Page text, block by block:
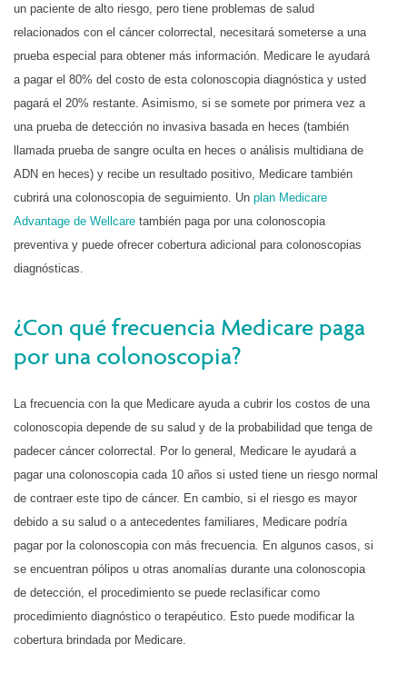
un paciente de alto riesgo, pero tiene problemas de salud
relacionados con el cáncer colorrectal, necesitará someterse a una
prueba especial para obtener más información. Medicare le ayudará
a pagar el 80% del costo de esta colonoscopia diagnóstica y usted
pagará el 20% restante. Asimismo, si se somete por primera vez a
una prueba de detección no invasiva basada en heces (también
llamada prueba de sangre oculta en heces o análisis multidiana de
ADN en heces) y recibe un resultado positivo, Medicare también
cubrirá una colonoscopia de seguimiento. Un plan Medicare
Advantage de Wellcare también paga por una colonoscopia
preventiva y puede ofrecer cobertura adicional para colonoscopias
diagnósticas.
¿Con qué frecuencia Medicare paga
por una colonoscopia?
La frecuencia con la que Medicare ayuda a cubrir los costos de una
colonoscopia depende de su salud y de la probabilidad que tenga de
padecer cáncer colorrectal. Por lo general, Medicare le ayudará a
pagar una colonoscopia cada 10 años si usted tiene un riesgo normal
de contraer este tipo de cáncer. En cambio, si el riesgo es mayor
debido a su salud o a antecedentes familiares, Medicare podría
pagar por la colonoscopia con más frecuencia. En algunos casos, si
se encuentran pólipos u otras anomalías durante una colonoscopia
de detección, el procedimiento se puede reclasificar como
procedimiento diagnóstico o terapéutico. Esto puede modificar la
cobertura brindada por Medicare.